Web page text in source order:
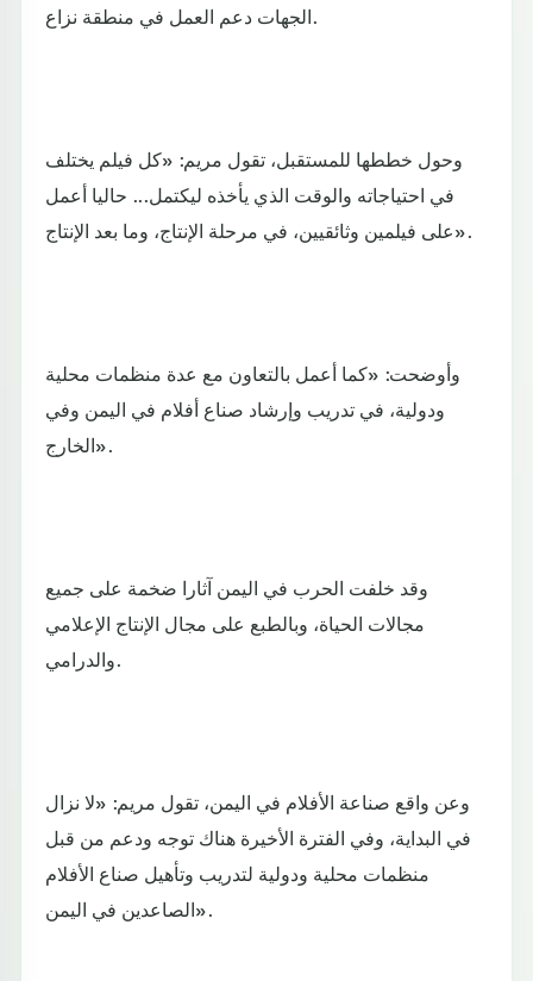
الجهات دعم العمل في منطقة نزاع.
وحول خططها للمستقبل، تقول مريم: «كل فيلم يختلف
في احتياجاته والوقت الذي يأخذه ليكتمل... حاليا أعمل
على فيلمين وثائقيين، في مرحلة الإنتاج، وما بعد الإنتاج».
وأوضحت: «كما أعمل بالتعاون مع عدة منظمات محلية
ودولية، في تدريب وإرشاد صناع أفلام في اليمن وفي
الخارج».
وقد خلفت الحرب في اليمن آثارا ضخمة على جميع
مجالات الحياة، وبالطبع على مجال الإنتاج الإعلامي
والدرامي.
وعن واقع صناعة الأفلام في اليمن، تقول مريم: «لا نزال
في البداية، وفي الفترة الأخيرة هناك توجه ودعم من قبل
منظمات محلية ودولية لتدريب وتأهيل صناع الأفلام
الصاعدين في اليمن».